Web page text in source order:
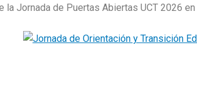
la Jornada de Puertas Abiertas UCT 2026 en